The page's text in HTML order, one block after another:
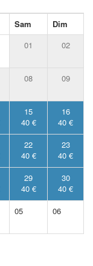
Sam
Dim
01 02
08 09
15
40 €
16
40 €
22
40 €
23
40 €
29
40 €
30
40 €
05 06